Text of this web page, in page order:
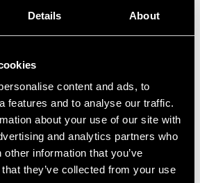
Details About
content and ads, to
features and to analyse our traffic.
about your use of our site with
and analytics partners who
information that you’ve
they’ve collected from your use
Mine Ordrer. Bemærk, at
kan returneres.
for broderier er cirka: